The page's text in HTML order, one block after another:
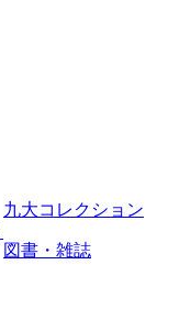
九大コレクション
図書・雑誌